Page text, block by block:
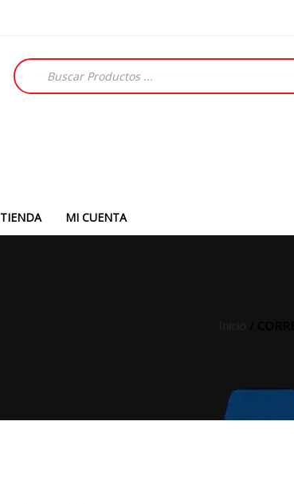
Búsqueda
de
productos
TIENDA MI CUENTA